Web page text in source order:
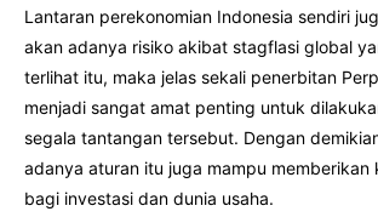
Lantaran perekonomian Indonesia sendiri
akan adanya risiko akibat stagflasi global
terlihat itu, maka jelas sekali penerbitan
menjadi sangat amat penting untuk
segala tantangan tersebut. Dengan
adanya aturan itu juga mampu memberikan
bagi investasi dan dunia usaha.